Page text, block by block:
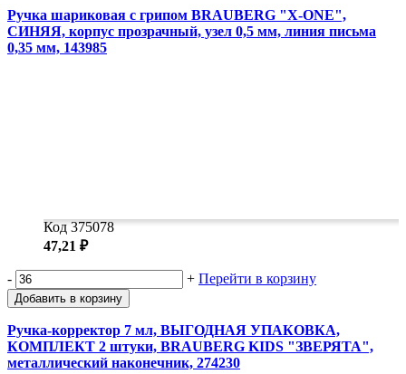
Ручка шариковая с грипом BRAUBERG "X-ONE",
СИНЯЯ, корпус прозрачный, узел 0,5 мм, линия письма
0,35 мм, 143985
Код 375078
47,21 ₽
- + Перейти в корзину
Добавить в корзину
Ручка-корректор 7 мл, ВЫГОДНАЯ УПАКОВКА,
КОМПЛЕКТ 2 штуки, BRAUBERG KIDS "ЗВЕРЯТА",
металлический наконечник, 274230